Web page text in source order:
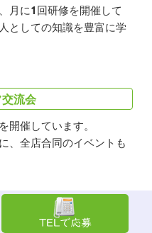
月に1回研修を開催して
としての知識を豊富に学
流会
開催しています。
、全店合同のイベントも